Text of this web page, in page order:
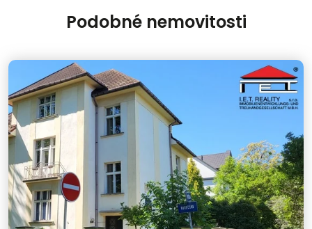
Podobné nemovitosti